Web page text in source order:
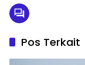
Pos Terkait